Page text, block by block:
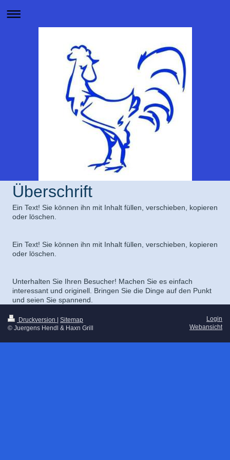
Überschrift
Ein Text! Sie können ihn mit Inhalt füllen, verschieben, kopieren
oder löschen.
Ein Text! Sie können ihn mit Inhalt füllen, verschieben, kopieren
oder löschen.
Unterhalten Sie Ihren Besucher! Machen Sie es einfach
interessant und originell. Bringen Sie die Dinge auf den Punkt
und seien Sie spannend.
Druckversion
Sitemap
© Juergens Hendl & Haxn Grill
Login
Webansicht